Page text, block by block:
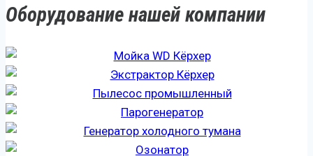
Оборудование нашей компании